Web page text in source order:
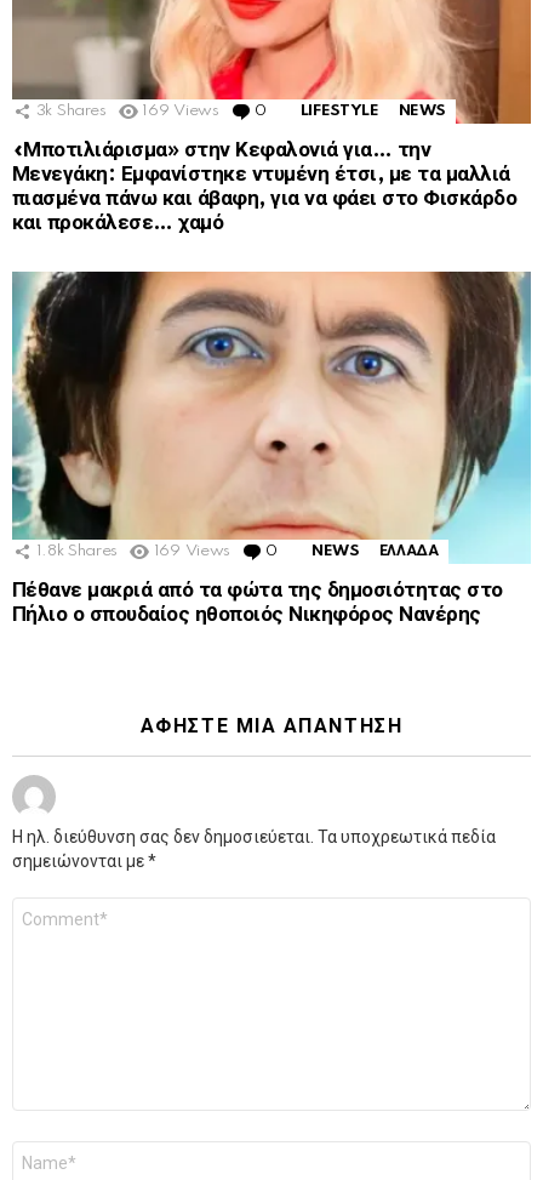
3k Shares 169 Views 0 Comments
LIFESTYLE NEWS
«Μποτιλιάρισμα» στην Κεφαλονιά για… την
Μενεγάκη: Εμφανίστηκε ντυμένη έτσι, με τα μαλλιά
πιασμένα πάνω και άβαφη, για να φάει στο Φισκάρδο
και προκάλεσε… χαμό
1.8k Shares 169 Views 0 Comments
NEWS ΕΛΛΑΔΑ
Πέθανε μακριά από τα φώτα της δημοσιότητας στο
Πήλιο ο σπουδαίος ηθοποιός Νικηφόρος Νανέρης
ΑΦΉΣΤΕ ΜΙΑ ΑΠΆΝΤΗΣΗ
Η ηλ. διεύθυνση σας δεν δημοσιεύεται. Τα υποχρεωτικά πεδία
σημειώνονται με*